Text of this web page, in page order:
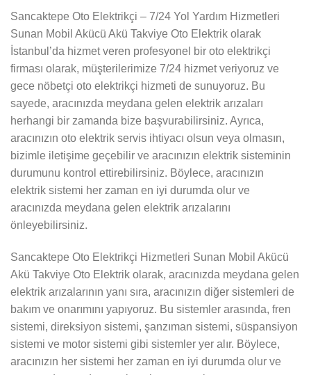
Sancaktepe Oto Elektrikçi – 7/24 Yol Yardım Hizmetleri
Sunan Mobil Akücü Akü Takviye Oto Elektrik olarak
İstanbul’da hizmet veren profesyonel bir oto elektrikçi
firması olarak, müşterilerimize 7/24 hizmet veriyoruz ve
gece nöbetçi oto elektrikçi hizmeti de sunuyoruz. Bu
sayede, aracınızda meydana gelen elektrik arızaları
herhangi bir zamanda bize başvurabilirsiniz. Ayrıca,
aracınızın oto elektrik servis ihtiyacı olsun veya olmasın,
bizimle iletişime geçebilir ve aracınızın elektrik sisteminin
durumunu kontrol ettirebilirsiniz. Böylece, aracınızın
elektrik sistemi her zaman en iyi durumda olur ve
aracınızda meydana gelen elektrik arızalarını
önleyebilirsiniz.
Sancaktepe Oto Elektrikçi Hizmetleri Sunan Mobil Akücü
Akü Takviye Oto Elektrik olarak, aracınızda meydana gelen
elektrik arızalarının yanı sıra, aracınızın diğer sistemleri de
bakım ve onarımını yapıyoruz. Bu sistemler arasında, fren
sistemi, direksiyon sistemi, şanzıman sistemi, süspansiyon
sistemi ve motor sistemi gibi sistemler yer alır. Böylece,
aracınızın her sistemi her zaman en iyi durumda olur ve